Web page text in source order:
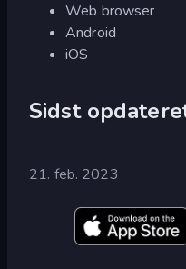
Web browser
Android
iOS
Sidst
21. feb. 2023